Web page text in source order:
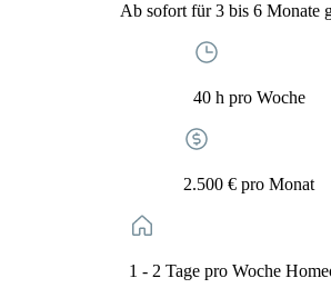
Ab sofort für 3 bis 6 Monate
40 h pro Woche
2.500 € pro Monat
1 - 2 Tage pro Woche